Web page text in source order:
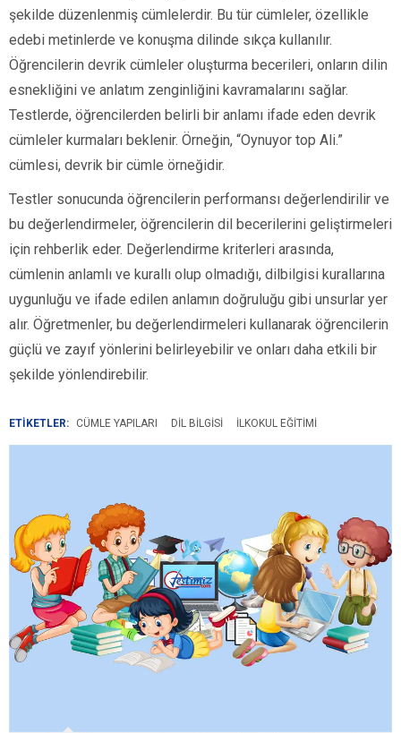
şekilde düzenlenmiş cümlelerdir. Bu tür cümleler, özellikle
edebi metinlerde ve konuşma dilinde sıkça kullanılır.
Öğrencilerin devrik cümleler oluşturma becerileri, onların dilin
esnekliğini ve anlatım zenginliğini kavramalarını sağlar.
Testlerde, öğrencilerden belirli bir anlamı ifade eden devrik
cümleler kurmaları beklenir. Örneğin, “Oynuyor top Ali.”
cümlesi, devrik bir cümle örneğidir.
Testler sonucunda öğrencilerin performansı değerlendirilir ve
bu değerlendirmeler, öğrencilerin dil becerilerini geliştirmeleri
için rehberlik eder. Değerlendirme kriterleri arasında,
cümlenin anlamlı ve kurallı olup olmadığı, dilbilgisi kurallarına
uygunluğu ve ifade edilen anlamın doğruluğu gibi unsurlar yer
alır. Öğretmenler, bu değerlendirmeleri kullanarak öğrencilerin
güçlü ve zayıf yönlerini belirleyebilir ve onları daha etkili bir
şekilde yönlendirebilir.
ETİKETLER: CÜMLE YAPILARI DIL BILGISI ILKOKUL EĞITIMI